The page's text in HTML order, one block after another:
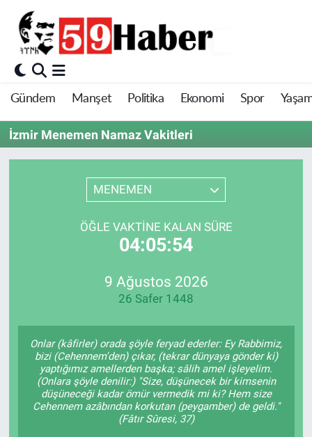
Gündem Manşet Politika Ekonomi Spor
İzmir Menemen Namaz Vakitleri
MENEMEN
ÖĞLE VAKTINE KALAN SÜRE
04:05:54
9 Ağustos 2026
26 Safer 1448
Onlar (kâfirler) orada şöyle feryad ederler: Ey Rabbimiz,
bizi (Cehennem'den) çıkar, (tekrar dünyaya gönder ki)
yaptığımız amellerden başka; sâlih amel işleyelim.
(Onlara şöyle denilir:) "Size, düşünecek bir kimsenin
düşüneceği kadar ömür vermedik mi ki? Hem size
Cehennem azâbından korkutan (peygamber) de geldi."
(Fâtır Sûresi, 37)